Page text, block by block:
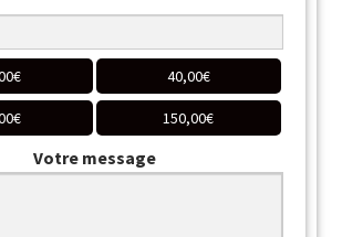
€ 40,00€
€ 150,00€
Votre message